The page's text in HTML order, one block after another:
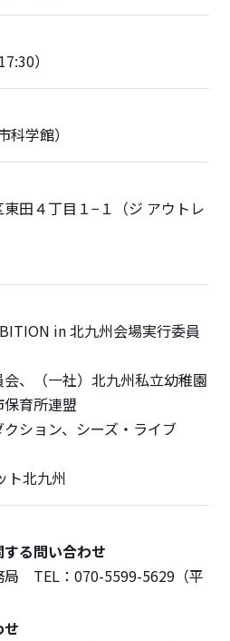
）
学館）
田４丁目１−１（ジ アウトレ
in 北九州会場実行委員
、（一社）北九州私立幼稚園
育所連盟
ション、シーズ・ライブ
ト北九州
る問い合わせ
局 TEL：070-5599-5629（平